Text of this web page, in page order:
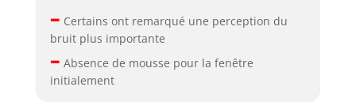
– Certains ont remarqué une perception du
bruit plus importante
– Absence de mousse pour la fenêtre
initialement